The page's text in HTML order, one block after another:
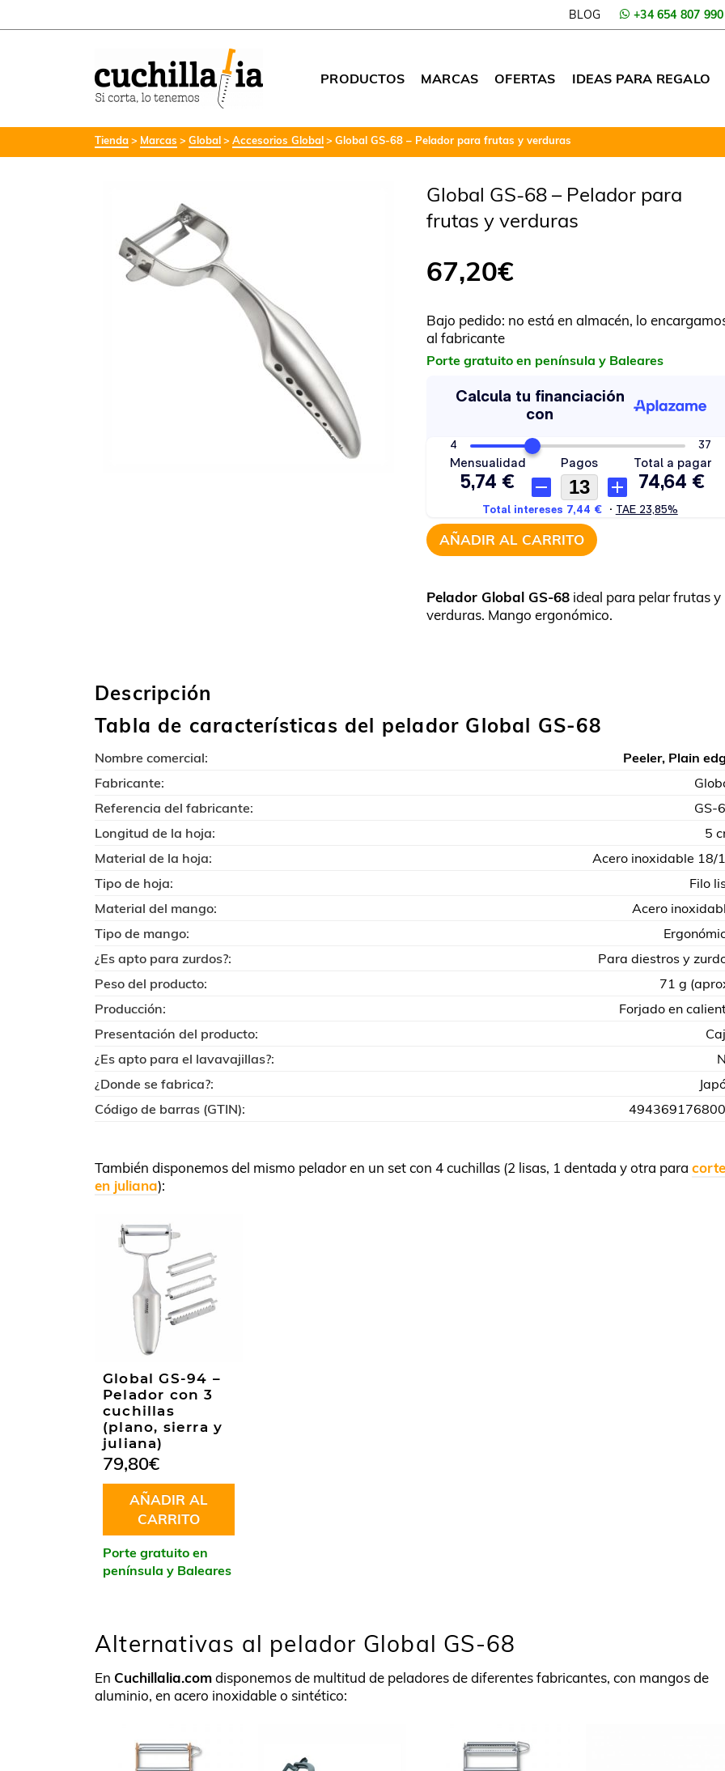
BLOG +34 654 807 990
PRODUCTOS MARCAS OFERTAS IDEAS PARA REGALO
Tienda Marcas Global Accesorios Global Global GS-68 – Pelador para frutas y verduras
Global GS-68 – Pelador para
frutas y verduras
67,20€
Bajo pedido: no está en almacén, lo
al fabricante
Porte gratuito en península y Baleares
AÑADIR AL CARRITO
Pelador Global GS-68 ideal para pelar frutas y
verduras. Mango ergonómico.
Descripción
Tabla de características del pelador Global GS-68
Nombre comercial:
Peeler, Plain
Fabricante:
Referencia del fabricante:
GS-
Longitud de la hoja:
5
Material de la hoja:
Acero inoxidable 18/
Tipo de hoja:
Filo
Material del mango:
Acero
Tipo de mango:
¿Es apto para zurdos?:
Para diestros y
Peso del producto:
71 g
Producción:
Forjado en
Presentación del producto:
¿Es apto para el lavavajillas?:
¿Donde se fabrica?:
Código de barras (GTIN):
También disponemos del mismo pelador en un set con 4 cuchillas (2 lisas, 1 dentada y otra para corte
en juliana):
Global GS-94 –
Pelador con 3
cuchillas
(plano, sierra y
juliana)
79,80€
AÑADIR AL
CARRITO
Porte gratuito en
península y Baleares
Alternativas al pelador Global GS-68
En Cuchillalia.comdisponemos de multitud de peladores de diferentes fabricantes, con mangos de
aluminio, en acero inoxidable o sintético: